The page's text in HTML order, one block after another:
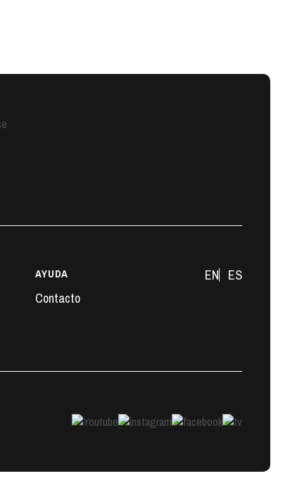
AYUDA
Contacto
EN ES